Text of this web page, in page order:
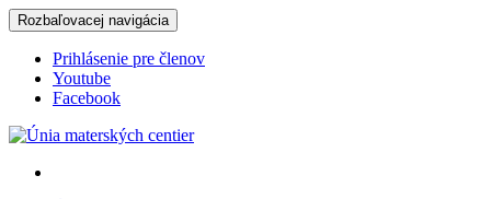
Rozbaľovacej navigácia
Prihlásenie pre členov
Youtube
Facebook
Únia materských centier